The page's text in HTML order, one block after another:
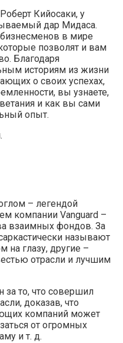
Кийосаки, у
дар Мидаса.
в мире
позволят и вам
Благодаря
историям из жизни
о своих успехах,
вы узнаете,
и как вы сами
опыт.
– легендой
компании Vanguard –
взаимных фондов. За
называют
глазу, другие –
отрасли и лучшим
за то, что совершил
доказав, что
компаний может
от огромных
и т. д.